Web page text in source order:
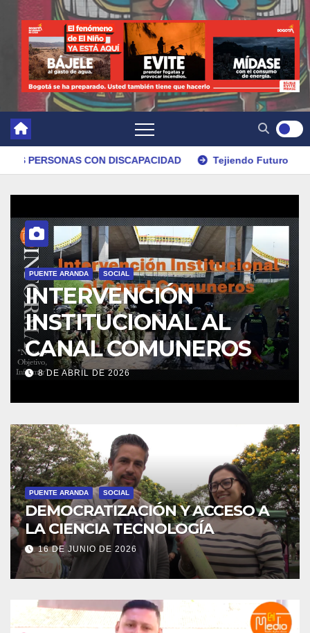
Tejiendo Futuro DEMOCRATIZACIÓN Y ACCESO A LA
SOCIAL
AL
2026
PUENTE ARANDA
DÍA DE
CON
PUENTE ARANDA SOCIAL
DEMOCRATIZACIÓN Y ACCESO A
LA CIENCIA TECNOLOGÍA
16 DE JUNIO DE 2026